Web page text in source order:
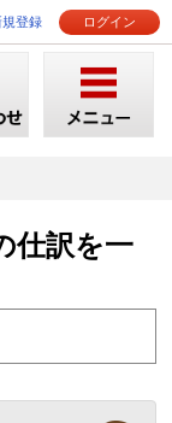
登録 ログイン
仕訳を一